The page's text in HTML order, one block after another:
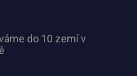
do 10 zemí v